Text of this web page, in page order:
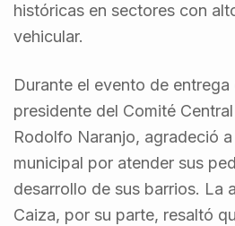
históricas en sectores con
vehicular.
Durante el evento de
presidente del Comité
Rodolfo Naranjo, agradeció
municipal por atender sus
desarrollo de sus barrios. La
Caiza, por su parte, resaltó